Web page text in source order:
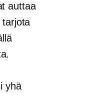
auttaa
tarjota
yhä